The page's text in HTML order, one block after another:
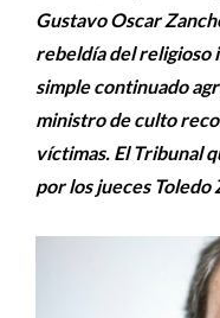
Gustavo Oscar
rebeldía del religioso
simple continuado
ministro de culto
víctimas. El Tribunal
por los jueces Toledo